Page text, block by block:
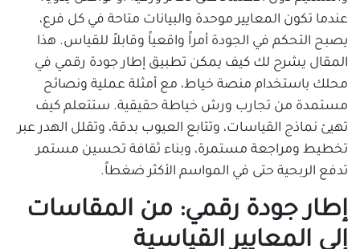
عندما تكون المعايير موحدة والبيانات متاحة في كل فرع،
يصبح التحكم في الجودة أمراً واقعياً وقابلاً للقياس. هذا
المقال يشرح لك كيف يمكن تطبيق إطار جودة رقمي في
محلك باستخدام منصة خياط، مع أمثلة عملية ونصائح
مستمدة من تجارب ورش خياطة حقيقية. ستتعلم كيف
تهيئ نماذج القياسات، وتتابع العيوب بدقة، وتقلل الهدر عبر
تخطيط ومراجعة مستمرة، وبناء ثقافة تحسين مستمر
تدفع الربحية حتى في المواسم الأكثر ضغطاً.
إطار جودة رقمي: من المقاسات
إلى المعايير القياسية